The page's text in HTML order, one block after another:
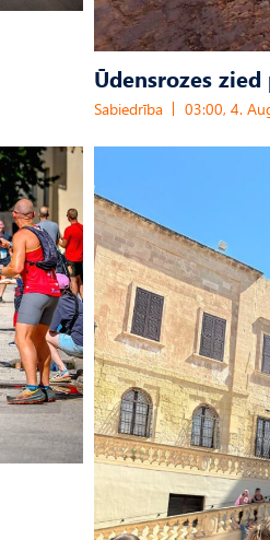
Ūdensrozes
Sabiedrība 03:00, 4.